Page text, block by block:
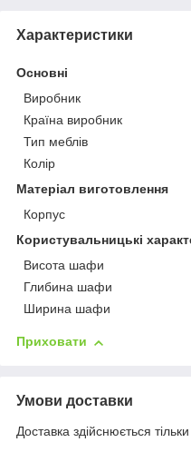
Характеристики
Основні
Виробник
Країна виробник
Тип меблів
Колір
Матеріал виготовлення
Корпус
Користувальницькі
Висота шафи
Глибина шафи
Ширина шафи
Приховати
Умови доставки
Доставка здійснюється